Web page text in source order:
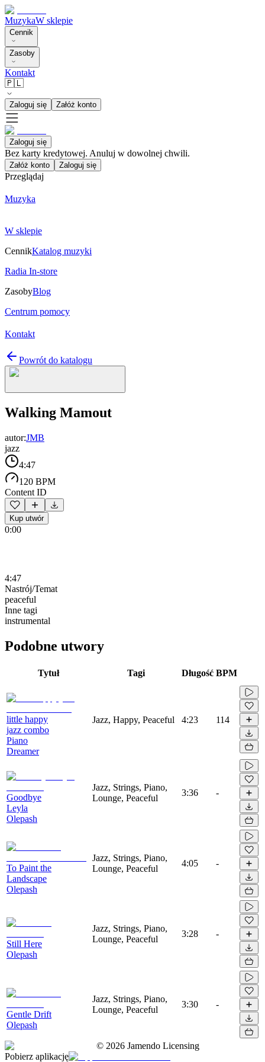
MuzykaW sklepie
Cennik
Zasoby
Kontakt
🇵🇱
Zaloguj się Załóż konto
Zaloguj się
Bez karty kredytowej. Anuluj w dowolnej chwili.
Załóż konto Zaloguj się
Przeglądaj
Muzyka
W sklepie
CennikKatalog muzyki
Radia In-store
ZasobyBlog
Centrum pomocy
Kontakt
Powrót do katalogu
Walking Mamout
autor:JMB
jazz
4:47
120 BPM
Content ID
Kup utwór
0:00
4:47
Nastrój/Temat
peaceful
Inne tagi
instrumental
Podobne utwory
Tytuł Tagi Długość BPM
little happy
jazz combo
Piano
Dreamer
Jazz, Happy, Peaceful 4:23 114
Goodbye
Leyla
Olepash
Jazz, Strings, Piano,
Lounge, Peaceful
3:36 -
To Paint the
Landscape
Olepash
Jazz, Strings, Piano,
Lounge, Peaceful
4:05 -
Still Here
Olepash
Jazz, Strings, Piano,
Lounge, Peaceful
3:28 -
Gentle Drift
Olepash
Jazz, Strings, Piano,
Lounge, Peaceful
3:30 -
© 2026 Jamendo Licensing
Pobierz aplikację